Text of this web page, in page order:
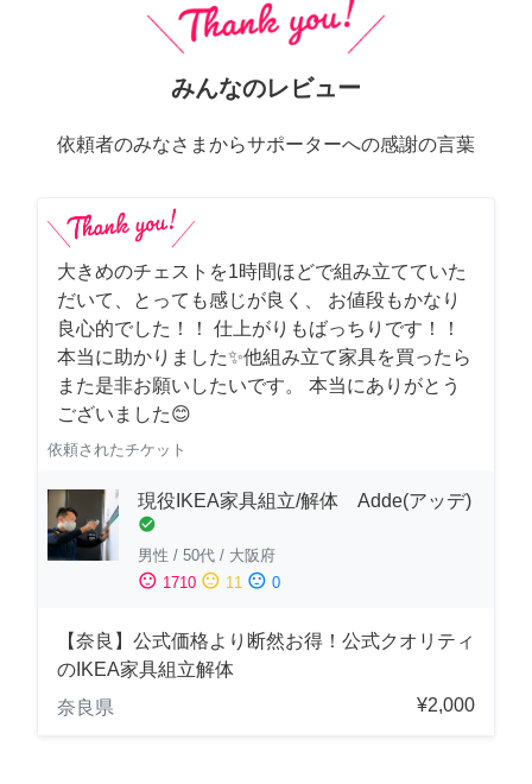
みんなのレビュー
依頼者のみなさまからサポーターへの感謝の言葉
大きめのチェストを1時間ほどで組み立てていた
だいて、とっても感じが良く、 お値段もかなり
良心的でした！！ 仕上がりもばっちりです！！
本当に助かりました✨他組み立て家具を買ったら
また是非お願いしたいです。 本当にありがとう
ございました😊
依頼されたチケット
現役IKEA家具組立/解体 Adde(アッデ)
check_circle
男性 / 50代 / 大阪府
sentiment_satisfied 1710 sentiment_neutral 11 sentiment_dissatisfied 0
【奈良】公式価格より断然お得！公式クオリティ
のIKEA家具組立解体
奈良県
¥2,000